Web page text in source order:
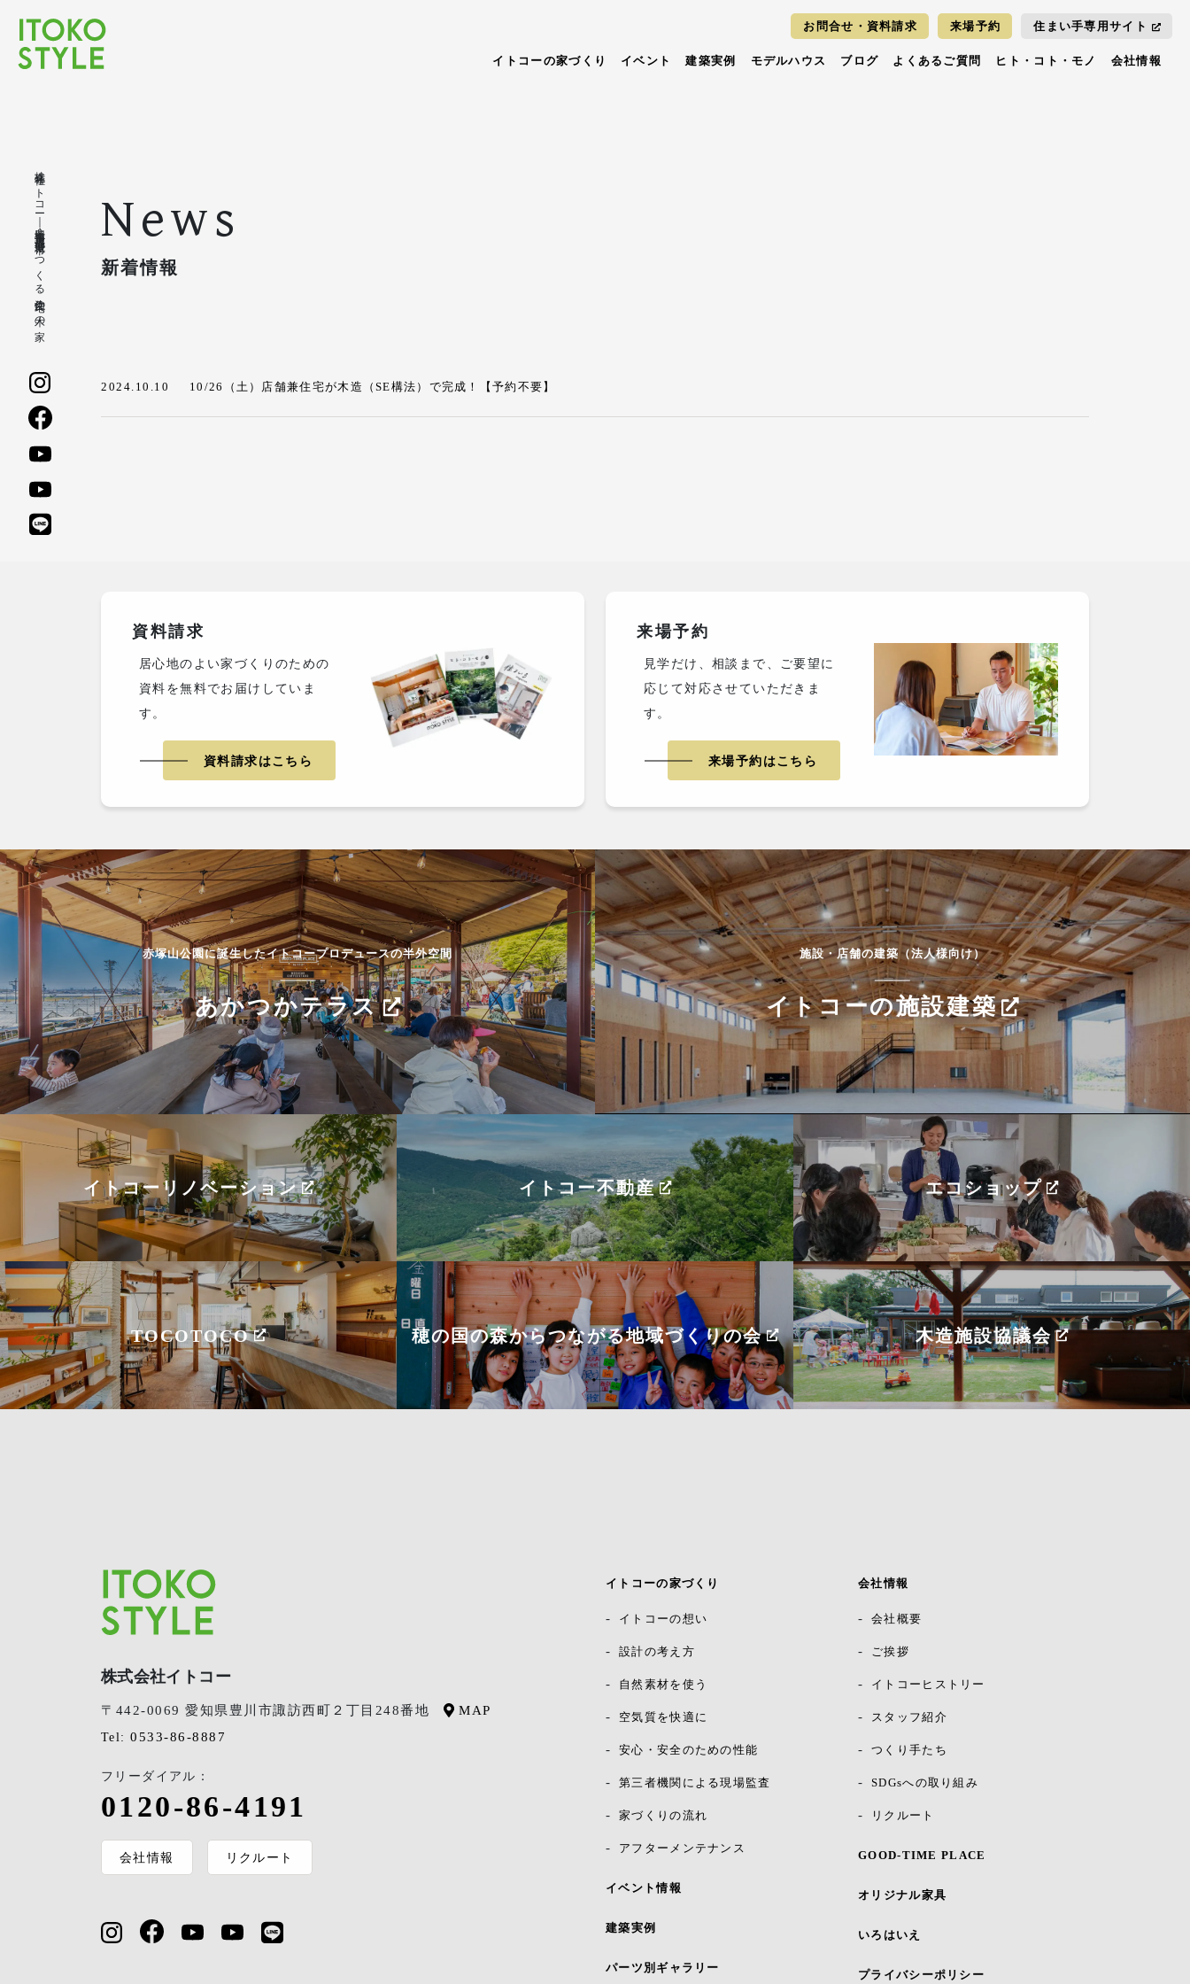
お問合せ・資料請求 来場予約 住まい手専用サイト
イトコーの家づくり イベント 建築実例 モデルハウス ブログ よくあるご質問 ヒト・コト・モノ 会社情報
株式会社イトコー｜豊橋市・豊川市・蒲郡市・新城市でつくる注文住宅の木の家 News
新着情報
2024.10.10 10/26（土）店舗兼住宅が木造（SE構法）で完成！【予約不要】
資料請求
居心地のよい家づくりのための
資料を無料でお届けしていま
す。
資料請求はこちら
来場予約
見学だけ、相談まで、ご要望に
応じて対応させていただきま
す。
来場予約はこちら
赤塚山公園に誕生したイトコープロデュースの半外空間
あかつかテラス
施設・店舗の建築（法人様向け）
イトコーの施設建築
イトコーリノベーション イトコー不動産 エコショップ
TOCOTOCO 穂の国の森からつながる地域づくりの会 木造施設協議会
株式会社イトコー
〒442-0069 愛知県豊川市諏訪西町２丁目248番地 MAP
Tel: 0533-86-8887
フリーダイアル：
0120-86-4191
会社情報 リクルート
イトコーの家づくり
イトコーの想い
設計の考え方
自然素材を使う
空気質を快適に
安心・安全のための性能
第三者機関による現場監査
家づくりの流れ
アフターメンテナンス
イベント情報
建築実例
パーツ別ギャラリー
会社情報
会社概要
ご挨拶
イトコーヒストリー
スタッフ紹介
つくり手たち
SDGsへの取り組み
リクルート
GOOD-TIME PLACE
オリジナル家具
いろはいえ
プライバシーポリシー